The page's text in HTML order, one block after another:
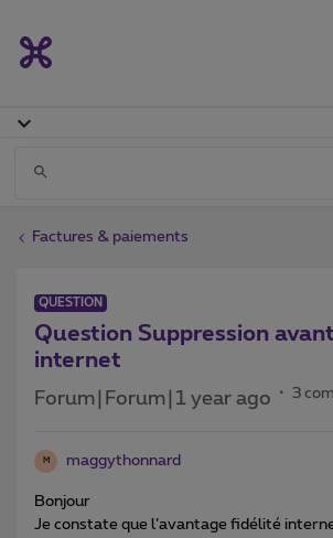
Factures & paiements
QUESTION
Question Suppression
internet
Forum|Forum|1 year ago 3
M maggythonnard
Bonjour
Je constate que l’avantage fidélité